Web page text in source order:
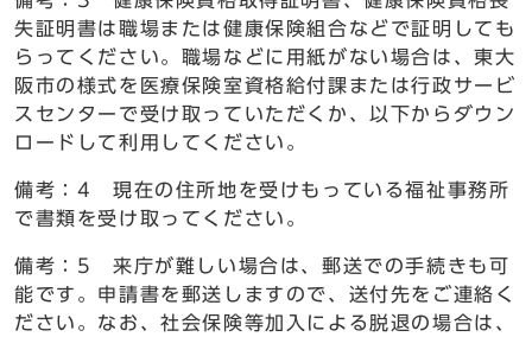
失証明書は職場または健康保険組合などで証明しても
らってください。職場などに用紙がない場合は、東大
阪市の様式を医療保険室資格給付課または行政サービ
スセンターで受け取っていただくか、以下からダウン
ロードして利用してください。
備考：4 現在の住所地を受けもっている福祉事務所
で書類を受け取ってください。
備考：5 来庁が難しい場合は、郵送での手続きも可
能です。申請書を郵送しますので、送付先をご連絡く
ださい。なお、社会保険等加入による脱退の場合は、